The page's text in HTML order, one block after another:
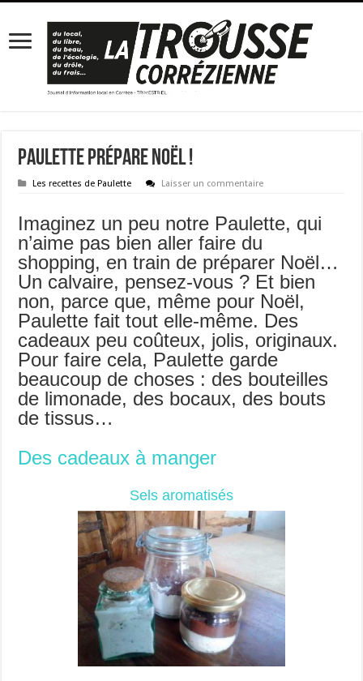
Paulette prépare Noël !
Les recettes de Paulette Laisser un commentaire
Imaginez un peu notre Paulette, qui
n’aime pas bien aller faire du
shopping, en train de préparer Noël…
Un calvaire, pensez-vous ? Et bien
non, parce que, même pour Noël,
Paulette fait tout elle-même. Des
cadeaux peu coûteux, jolis, originaux.
Pour faire cela, Paulette garde
beaucoup de choses : des bouteilles
de limonade, des bocaux, des bouts
de tissus…
Des cadeaux à manger
Sels aromatisés